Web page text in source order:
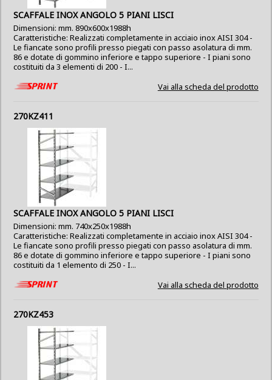
SCAFFALE INOX ANGOLO 5 PIANI LISCI
Dimensioni: mm. 890x600x1988h
Caratteristiche: Realizzati completamente in acciaio inox AISI 304 -
Le fiancate sono profili presso piegati con passo asolatura di mm.
86 e dotate di gommino inferiore e tappo superiore - I piani sono
costituiti da 3 elementi di 200 - I...
Vai alla scheda del prodotto
270KZ411
SCAFFALE INOX ANGOLO 5 PIANI LISCI
Dimensioni: mm. 740x250x1988h
Caratteristiche: Realizzati completamente in acciaio inox AISI 304 -
Le fiancate sono profili presso piegati con passo asolatura di mm.
86 e dotate di gommino inferiore e tappo superiore - I piani sono
costituiti da 1 elemento di 250 - I...
Vai alla scheda del prodotto
270KZ453